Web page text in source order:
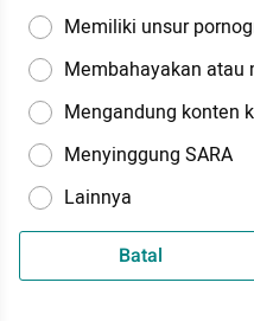
Memiliki unsur
Membahayakan atau
Mengandung konten
Menyinggung SARA
Lainnya
Batal